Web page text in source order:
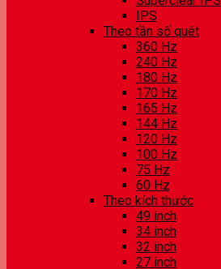
IPS
Theo tần số quét
360 Hz
240 Hz
180 Hz
170 Hz
165 Hz
144 Hz
120 Hz
100 Hz
75 Hz
60 Hz
Theo kích thước
49 inch
34 inch
32 inch
27 inch